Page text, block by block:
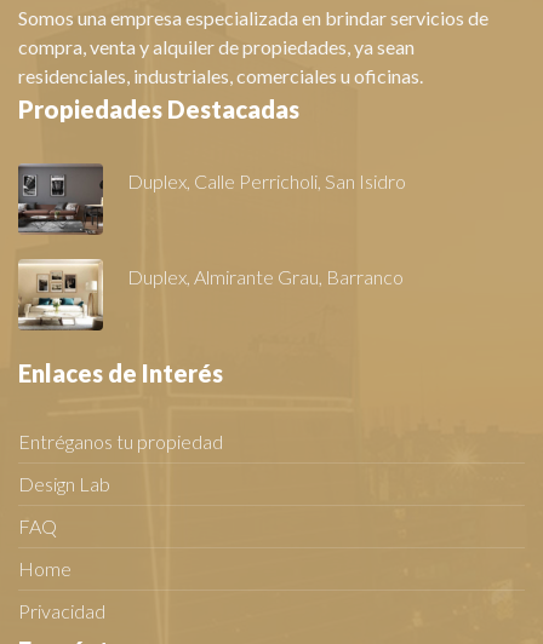
Somos una empresa especializada en brindar servicios de
compra, venta y alquiler de propiedades, ya sean
residenciales, industriales, comerciales u oficinas.
Propiedades Destacadas
Duplex, Calle Perricholi, San Isidro
Duplex, Almirante Grau, Barranco
Enlaces de Interés
Entréganos tu propiedad
Design Lab
FAQ
Home
Privacidad